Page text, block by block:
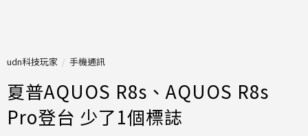
udn科技玩家 手機通訊
夏普AQUOS R8s、AQUOS R8s
Pro登台 少了1個標誌